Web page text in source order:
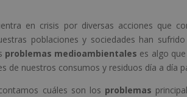
en crisis por diversas acciones que
poblaciones y sociedades han
problemas medioambientales es algo
de nuestros consumos y residuos día a día
cuáles son los problemas